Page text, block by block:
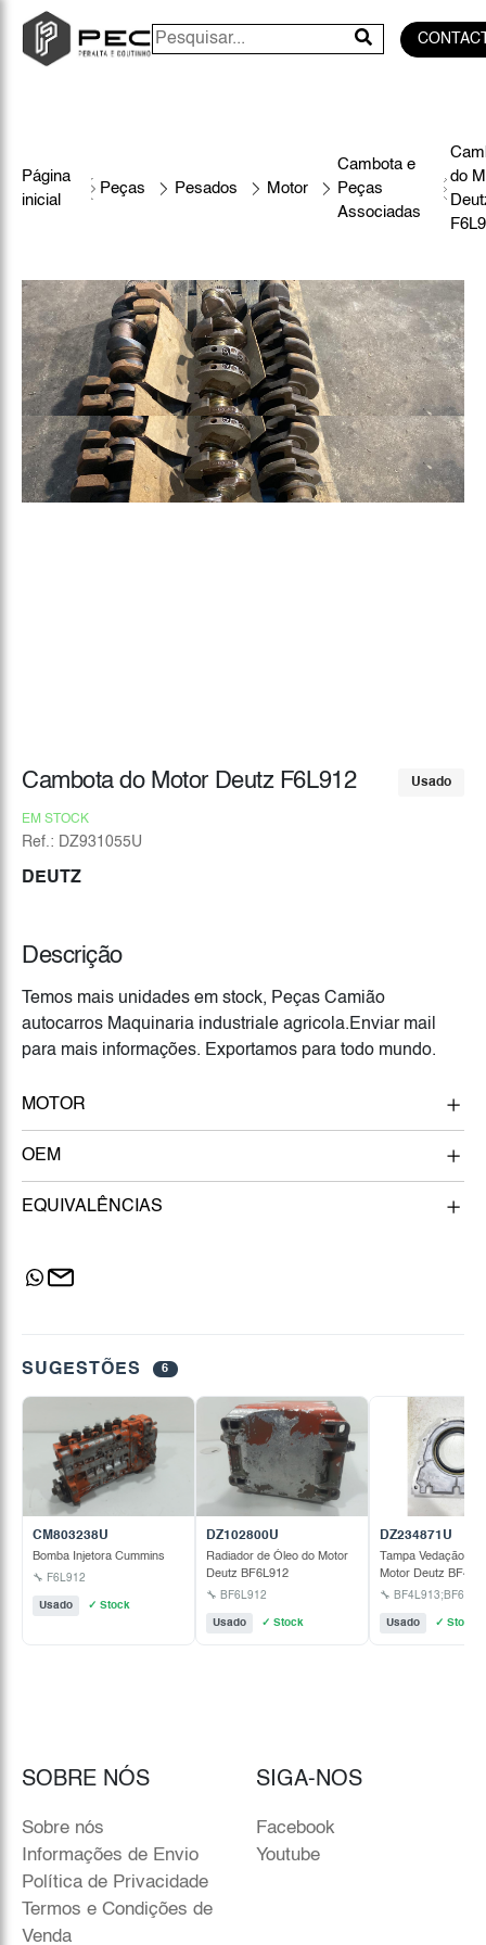
Página
inicial
Peças Pesados Motor
Cambota e
Peças
Associadas
do
Usado
Cambota do Motor Deutz F6L912
EM STOCK
Ref.: DZ931055U
DEUTZ
Descrição
Temos mais unidades em stock, Peças Camião
autocarros Maquinaria industriale agricola.Enviar mail
para mais informações. Exportamos para todo mundo.
MOTOR
OEM
EQUIVALÊNCIAS
SUGESTÕES 6
CM803238U
Bomba Injetora Cummins
🔧 F6L912
Usado ✓ Stock
DZ102800U
Radiador de Óleo do Motor
Deutz BF6L912
🔧 BF6L912
Usado ✓ Stock
DZ234871U
Tampa Vedação
Motor Deutz
Usado ✓ Stock
SOBRE NÓS
Sobre nós
Informações de Envio
Política de Privacidade
Termos e Condições de
Venda
SIGA-NOS
Facebook
Youtube